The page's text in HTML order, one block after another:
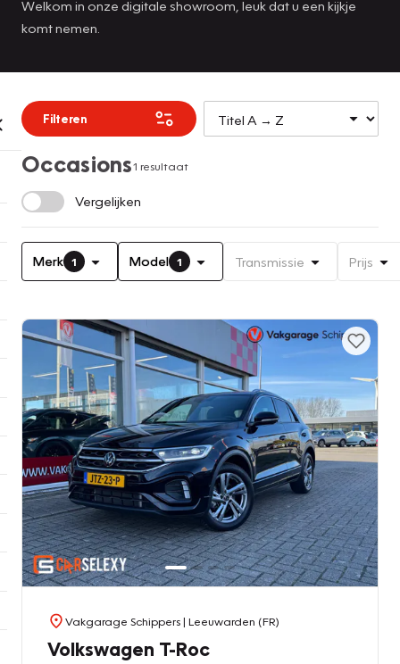
Welkom in onze digitale showroom, leuk dat u een kijkje
komt nemen.
Filteren
Occasions1 resultaat
Vergelijken
Merk 1 Model 1 Transmissie Prijs
Vakgarage Schippers| Leeuwarden (FR)
Volkswagen T-Roc